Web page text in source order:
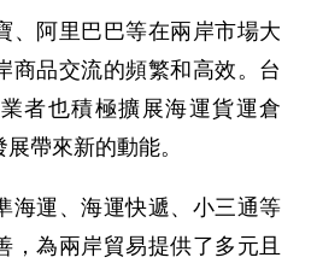
、阿里巴巴等在兩岸市場大
商品交流的頻繁和高效。台
者也積極擴展海運貨運倉
帶來新的動能。
海運、海運快遞、小三通等
，為兩岸貿易提供了多元且